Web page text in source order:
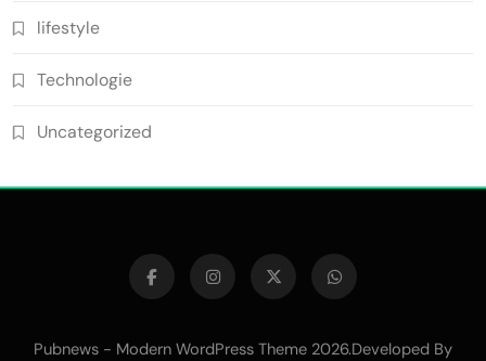
lifestyle
Technologie
Uncategorized
Pubnews - Modern WordPress Theme 2026.Developed By